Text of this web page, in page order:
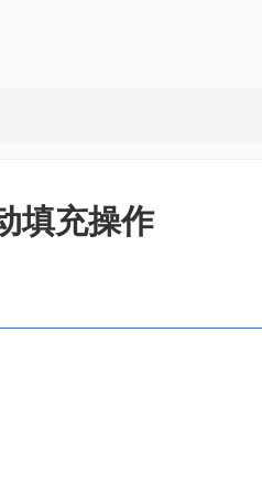
填充操作